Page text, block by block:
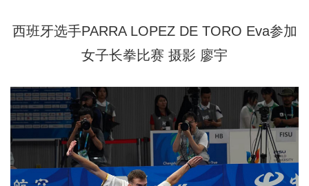
西班牙选手PARRA LOPEZ DE TORO Eva参加
女子长拳比赛 摄影 廖宇